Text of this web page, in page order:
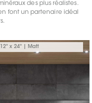
des plus réalistes.
font un partenaire idéal
x 24" | Matt